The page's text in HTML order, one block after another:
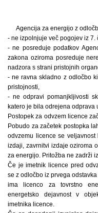
Agencija za energijo z
- ne izpolnjuje več pogojev iz 7.
- ne posreduje podatkov
zakona oziroma posreduje
nadzora s strani pristojnih
- ne ravna skladno z odločbo
pristojnosti,
- ne odpravi pomanjkljivosti
katero je bila odrejena
Postopek za odvzem licence
Pobudo za začetek postopka
odvzemu licence se
izdaji, zavrnitvi izdaje oziroma
za energijo. Pritožba ne zadrži
Če je imetnik licence pred
se z odločbo iz prvega
ima licenco za tovrstno
energetsko dejavnost v
imetnika licence.